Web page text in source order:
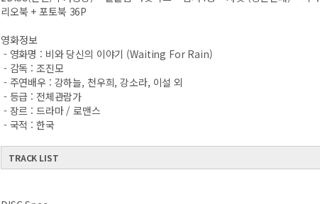
리오북 + 포토북 36P
영화정보
- 영화명 : 비와 당신의 이야기 (Waiting For Rain)
- 감독 : 조진모
- 주연배우 : 강하늘, 천우희, 강소라, 이설 외
- 등급 : 전체관람가
- 장르 : 드라마 / 로맨스
- 국적 : 한국
TRACK LIST